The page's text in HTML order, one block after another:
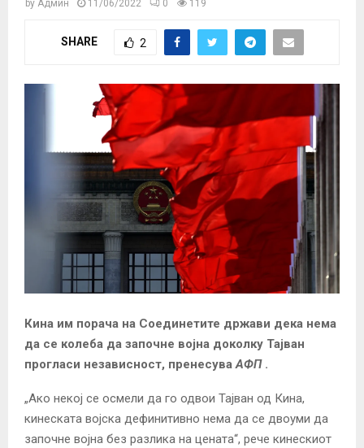
by Админ 11/06/2022 0 119
SHARE 2
Кина им порача на Соединетите држави дека нема
да се колеба да започне војна доколку Тајван
прогласи независност, пренесуваАФП.
„Ако некој се осмели да го одвои Тајван од Кина,
кинеската војска дефинитивно нема да се двоуми да
започне војна без разлика на цената“, рече кинескиот